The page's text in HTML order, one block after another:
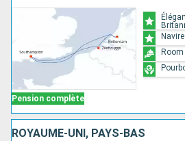
Pension complète
Room
ROYAUME-UNI, PAYS-BAS